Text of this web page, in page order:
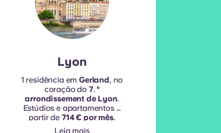
Lyon
1 residência em Gerland, no
coração do 7.º
arrondissement de Lyon.
Estúdios e apartamentos a
partir de 714 € por mês.
Leia mais